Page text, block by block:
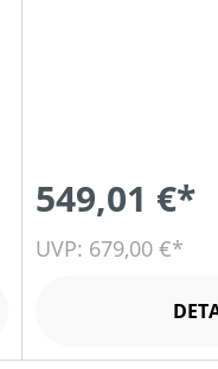
549,01 €*
UVP: 679,00 €*